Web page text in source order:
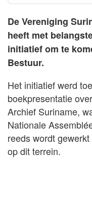
De Vereniging
heeft met
initiatief om te
Bestuur.
Het initiatief werd
boekpresentatie
Archief Suriname,
Nationale
reeds wordt
op dit terrein.